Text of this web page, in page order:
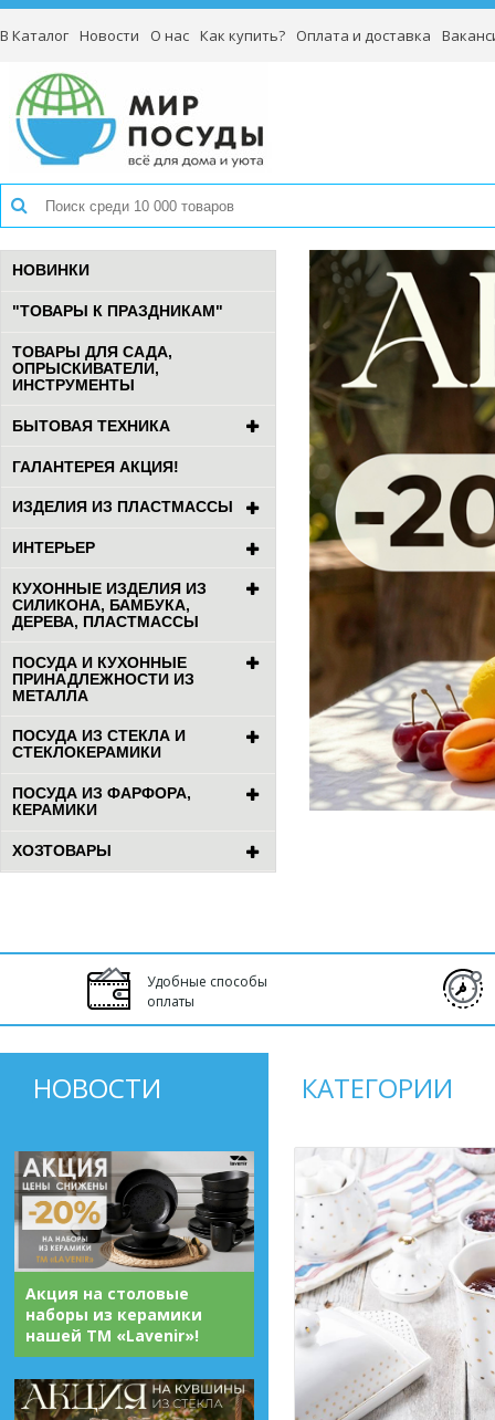
В Каталог Новости О нас Как купить? Оплата и доставка
НОВИНКИ
"ТОВАРЫ К ПРАЗДНИКАМ"
ТОВАРЫ ДЛЯ САДА,
ОПРЫСКИВАТЕЛИ,
ИНСТРУМЕНТЫ
БЫТОВАЯ ТЕХНИКА
ГАЛАНТЕРЕЯ АКЦИЯ!
ИЗДЕЛИЯ ИЗ ПЛАСТМАССЫ
ИНТЕРЬЕР
КУХОННЫЕ ИЗДЕЛИЯ ИЗ
СИЛИКОНА, БАМБУКА,
ДЕРЕВА, ПЛАСТМАССЫ
ПОСУДА И КУХОННЫЕ
ПРИНАДЛЕЖНОСТИ ИЗ
МЕТАЛЛА
ПОСУДА ИЗ СТЕКЛА И
СТЕКЛОКЕРАМИКИ
ПОСУДА ИЗ ФАРФОРА,
КЕРАМИКИ
ХОЗТОВАРЫ
Удобные способы
оплаты
НОВОСТИ
Акция на столовые
наборы из керамики
нашей ТМ «Lavenir»!
КАТЕГОРИИ